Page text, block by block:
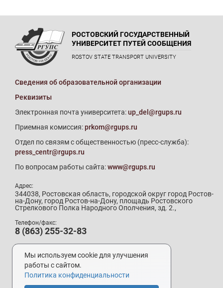
РОСТОВСКИЙ ГОСУДАРСТВЕННЫЙ
УНИВЕРСИТЕТ ПУТЕЙ СООБЩЕНИЯ
ROSTOV STATE TRANSPORT UNIVERSITY
Сведения об образовательной организации
Реквизиты
Электронная почта университета:up_del@rgups.ru
Приемная комиссия:prkom@rgups.ru
Отдел по связям с общественностью (пресс-служба):
press_centr@rgups.ru
По вопросам работы сайта:www@rgups.ru
Адрес:
344038, Ростовская область, городской округ город Ростов-
на-Дону, город Ростов-на-Дону, площадь Ростовского
Стрелкового Полка Народного Ополчения, зд. 2.,
Телефон/факс:
8 (863) 255-32-83
Телефон приемной комиссии:
8 (800) 707-19-29
8 (863) 272-64-88
Мы используем cookie для улучшения
работы с сайтом.
Политика конфиденциальности